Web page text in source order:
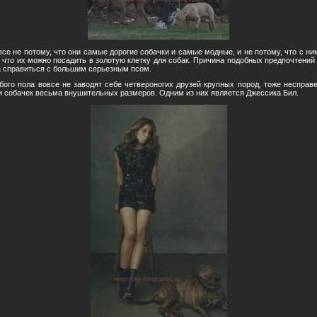
не потому, что они самые дорогие собачки и самые модные, и не потому, что с
их можно посадить в золотую клетку для собак. Причина подобных
с большим серьезным псом.
пола вовсе не заводят себе четвероногих друзей крупных пород, тоже
весьма внушительных размеров. Одним из них является Джессика Бил.